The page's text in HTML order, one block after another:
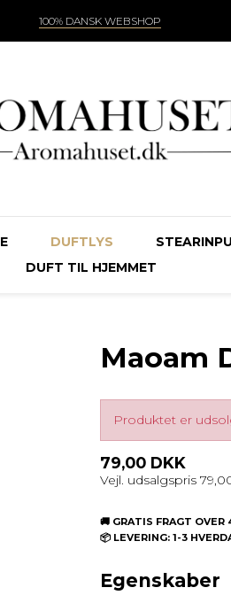
100% DANSK WEBSHOP
DUFTLYS
DUFT TIL HJEMMET
Maoam
Produktet er
79,00 DKK
Vejl. udsalgspris
🚚 GRATIS FRAGT
📦 LEVERING: 1-3
Egenskaber